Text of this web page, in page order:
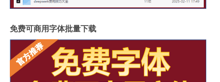
免费可商用字体批量下载